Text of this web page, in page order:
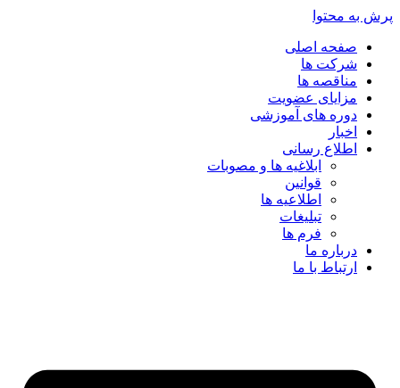
پرش به محتوا
صفحه اصلی
شرکت ها
مناقصه ها
مزایای عضویت
دوره های آموزشی
اخبار
اطلاع رسانی
ابلاغیه ها و مصوبات
قوانین
اطلاعیه ها
تبلیغات
فرم ها
درباره ما
ارتباط با ما